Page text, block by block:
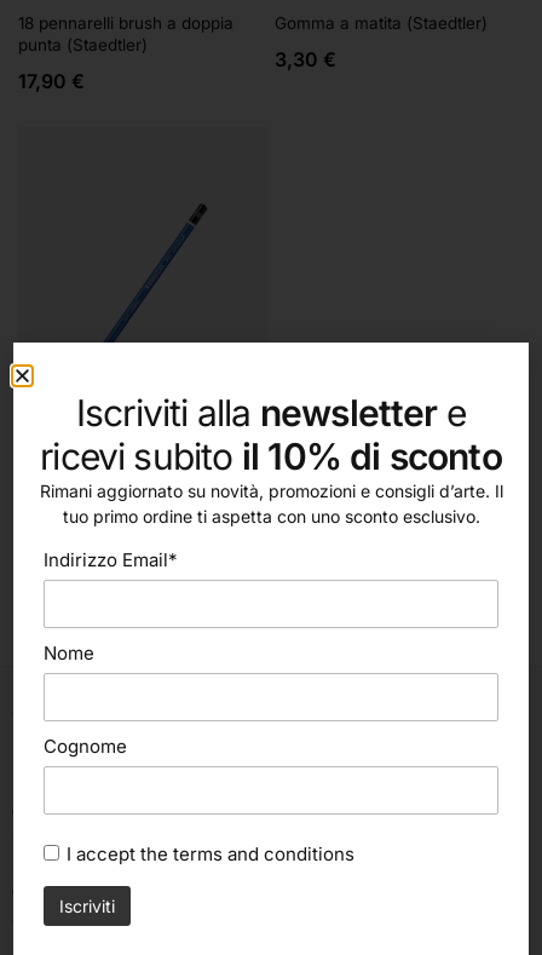
18 pennarelli brush a doppia
punta (Staedtler)
17,90 €
Gomma a matita (Staedtler)
3,30 €
Scegli
Staedtler
Lumograph® 100 (Staedtler)
Via C. Cattaneo, 498
47522, Cesena (FC)
Italia
ORARI:
8.30 – 12.30 | 15.00 – 19.00
Giovedì:8.30 – 12.30
Sabato & Domenica chiuso
Iscriviti alla newslettere
ricevi subito il 10% di sconto
Rimani aggiornato su novità, promozioni e consigli d’arte. Il
tuo primo ordine ti aspetta con uno sconto esclusivo.
Indirizzo Email*
Nome
Cognome
I accept the terms and conditions